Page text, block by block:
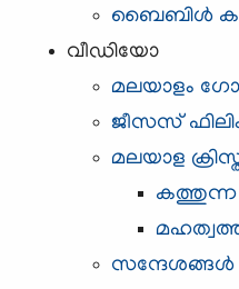
ബൈബിള്‍
വീഡിയോ
മലയാളം
ജീസസ്
മലയാള
സന്ദേശങ്ങള്‍